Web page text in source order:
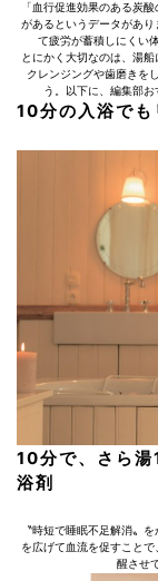
「血行促進効果のある炭
があるというデータがあ
て疲労が蓄積しにくい
とにかく大切なのは、湯
クレンジングや歯磨きを
う。以下に、編集部
10分の入浴でも
10分で、さら湯
浴剤
〝時短で睡眠不足解消〟
を広げて血流を促すこと
醒させ